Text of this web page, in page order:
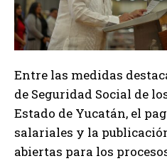
Entre las medidas
de Seguridad Social de
Estado de Yucatán, el
salariales y la
abiertas para los